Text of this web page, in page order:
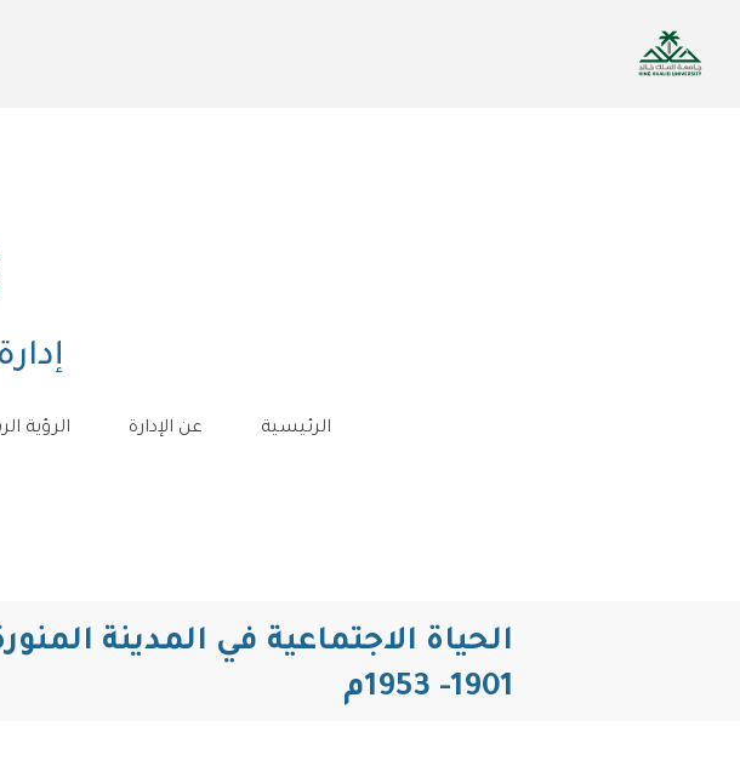
المحتوى
الرئيسية عن الإدارة الرؤية
1901- 1953م